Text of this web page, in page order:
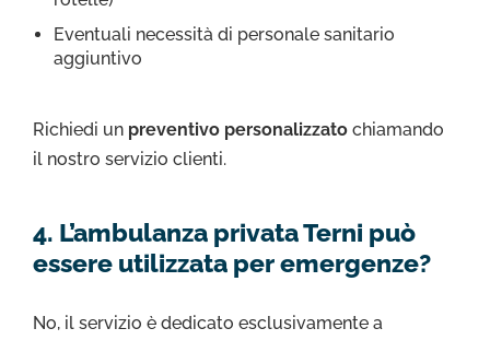
Eventuali necessità di personale sanitario
aggiuntivo
Richiedi un preventivo personalizzato chiamando
il nostro servizio clienti.
4. L’ambulanza privata Terni può
essere utilizzata per emergenze?
No, il servizio è dedicato esclusivamente a